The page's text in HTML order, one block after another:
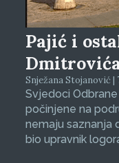
Pajić i
Snježana Stojanović |
Svjedoci
počinjene na
nemaju saznanja
bio upravnik